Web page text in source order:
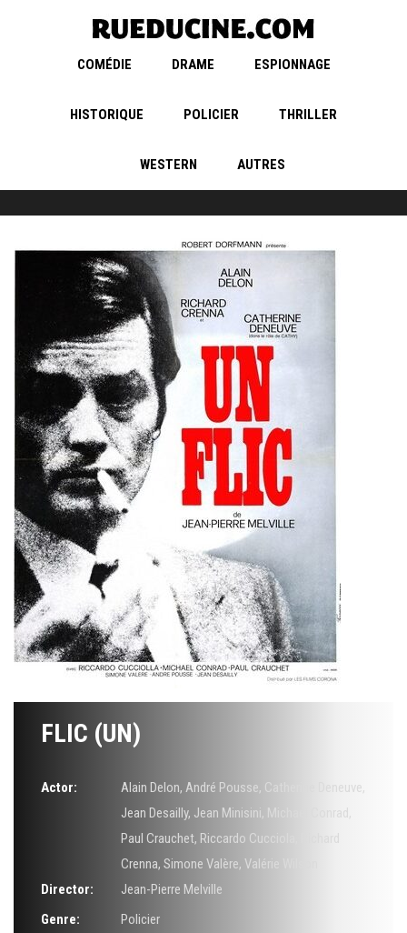
COMÉDIE DRAME ESPIONNAGE
HISTORIQUE POLICIER THRILLER
WESTERN AUTRES
FLIC (UN)
Actor: Alain Delon, André Pousse, Catherine Deneuve,
Jean Desailly, Jean Minisini, Michael Conrad ,
Paul Crauchet, Riccardo Cucciola
Crenna, Simone Valère, Valérie Wilson
Director:
Jean-Pierre Melville
Genre:
Policier